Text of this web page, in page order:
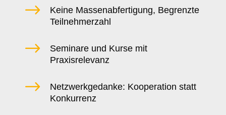
$
Keine Massenabfertigung, Begrenzte
Teilnehmerzahl
$
Seminare und Kurse mit
Praxisrelevanz
$
Netzwerkgedanke: Kooperation statt
Konkurrenz